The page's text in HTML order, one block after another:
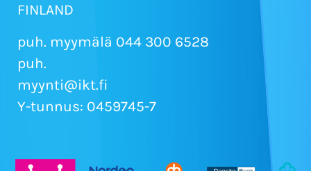
FINLAND
puh. myymälä 044 300 6528
puh.
myynti@ikt.fi
Y-tunnus: 0459745-7